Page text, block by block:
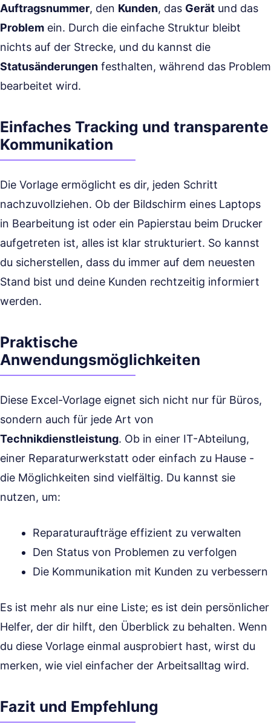
Auftragsnummer, den Kunden, das Gerät und das
Problem ein. Durch die einfache Struktur bleibt
nichts auf der Strecke, und du kannst die
Statusänderungen festhalten, während das Problem
bearbeitet wird.
Einfaches Tracking und transparente
Kommunikation
Die Vorlage ermöglicht es dir, jeden Schritt
nachzuvollziehen. Ob der Bildschirm eines Laptops
in Bearbeitung ist oder ein Papierstau beim Drucker
aufgetreten ist, alles ist klar strukturiert. So kannst
du sicherstellen, dass du immer auf dem neuesten
Stand bist und deine Kunden rechtzeitig informiert
werden.
Praktische
Anwendungsmöglichkeiten
Diese Excel-Vorlage eignet sich nicht nur für Büros,
sondern auch für jede Art von
Technikdienstleistung. Ob in einer IT-Abteilung,
einer Reparaturwerkstatt oder einfach zu Hause -
die Möglichkeiten sind vielfältig. Du kannst sie
nutzen, um:
Reparaturaufträge effizient zu verwalten
Den Status von Problemen zu verfolgen
Die Kommunikation mit Kunden zu verbessern
Es ist mehr als nur eine Liste; es ist dein persönlicher
Helfer, der dir hilft, den Überblick zu behalten. Wenn
du diese Vorlage einmal ausprobiert hast, wirst du
merken, wie viel einfacher der Arbeitsalltag wird.
Fazit und Empfehlung